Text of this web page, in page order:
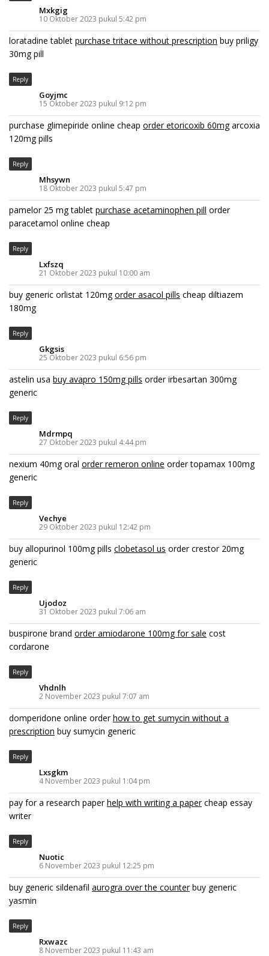
Mxkgig
10 Oktober 2023 pukul 5:42 pm
loratadine tablet purchase tritace without prescription buy priligy
30mg pill
Reply
Goyjmc
15 Oktober 2023 pukul 9:12 pm
purchase glimepiride online cheap order etoricoxib 60mgarcoxia
120mg pills
Reply
Mhsywn
18 Oktober 2023 pukul 5:47 pm
pamelor 25 mg tablet purchase acetaminophen pill order
paracetamol online cheap
Reply
Lxfszq
21 Oktober 2023 pukul 10:00 am
buy generic orlistat 120mgorder asacol pills cheap diltiazem
180mg
Reply
Gkgsis
25 Oktober 2023 pukul 6:56 pm
astelin usa buy avapro 150mg pills order irbesartan 300mg
generic
Reply
Mdrmpq
27 Oktober 2023 pukul 4:44 pm
nexium 40mg oral order remeron online order topamax 100mg
generic
Reply
Vechye
29 Oktober 2023 pukul 12:42 pm
buy allopurinol 100mg pills clobetasol us order crestor 20mg
generic
Reply
Ujodoz
31 Oktober 2023 pukul 7:06 am
buspirone brand order amiodarone 100mg for sale cost
cordarone
Reply
Vhdnlh
2 November 2023 pukul 7:07 am
domperidone online orderhow to get sumycin without a
prescription buy sumycin generic
Reply
Lxsgkm
4 November 2023 pukul 1:04 pm
pay for a research paperhelp with writing a papercheap essay
writer
Reply
Nuotic
6 November 2023 pukul 12:25 pm
buy generic sildenafil aurogra over the counterbuy generic
yasmin
Reply
Rxwazc
8 November 2023 pukul 11:43 am